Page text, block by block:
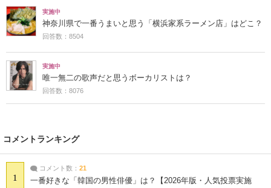
実施中
神奈川県で一番うまいと思う「横浜家系ラーメン店」はどこ？
回答数：8504
実施中
唯一無二の歌声だと思うボーカリストは？
回答数：8076
コメントランキング
1
コメント数： 21
一番好きな「韓国の男性俳優」は？【2026年版・人気投票実施